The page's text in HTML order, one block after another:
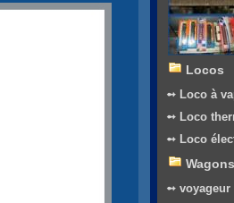
Locos
➻ Loco à
➻ Loco
➻ Loco
Wagons
➻ voyageur